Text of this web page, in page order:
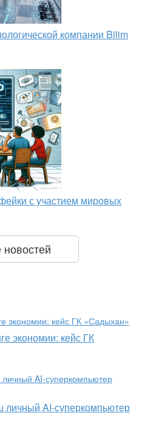
компании Bilim
с участием мировых
экономии: кейс ГК
личный AI-суперкомпьютер